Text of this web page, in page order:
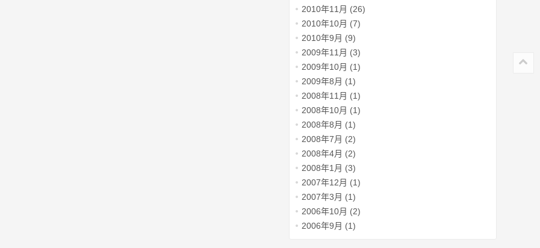
2010年11月 (26)
2010年10月 (7)
2010年9月 (9)
2009年11月 (3)
2009年10月 (1)
2009年8月 (1)
2008年11月 (1)
2008年10月 (1)
2008年8月 (1)
2008年7月 (2)
2008年4月 (2)
2008年1月 (3)
2007年12月 (1)
2007年3月 (1)
2006年10月 (2)
2006年9月 (1)